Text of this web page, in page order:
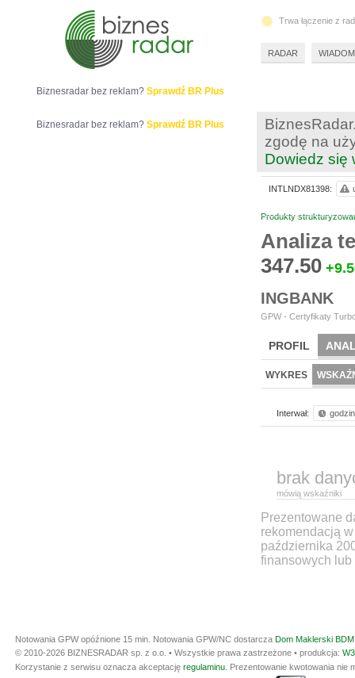
zgodę na
Dowiedz się
Produkty
Analiza
347.50
INGBANK
GPW - Certyfikaty
PROFIL
WYKRES
Interwał:
brak
mówią wskaźniki
Prezentowane
rekomendacją
października
finansowych lub
INTLNDX81398:
Biznesradar bez reklam? Sprawdź BR Plus
Biznesradar bez reklam? Sprawdź BR Plus
Trwa łączenie z
RADAR
Notowania GPW opóźnione 15 min. Notowania GPW/NC dostarcza Dom Maklerski
© 2010-2026 BIZNESRADAR sp. z o.o. • Wszystkie prawa zastrzeżone • produkcja:
Korzystanie z serwisu oznacza akceptację regulaminu . Prezentowanie kwotowania